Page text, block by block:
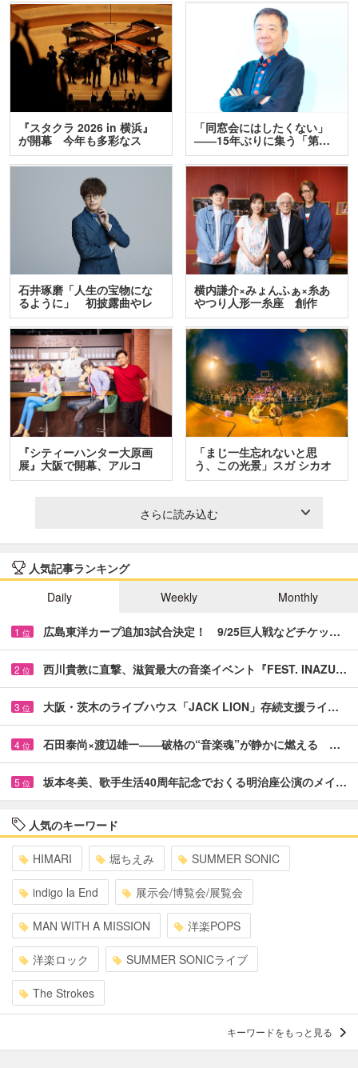
『スタクラ 2026 in 横浜』
が開幕 今年も多彩なス
テ…
「同窓会にはしたくない」
――15年ぶりに集う「第…
石井琢磨「人生の宝物にな
るように」 初披露曲やレ
ア…
横内謙介×みょんふぁ×糸あ
やつり人形一糸座 創作
人…
『シティーハンター大原画
展』大阪で開幕、アルコ
＆…
「まじ一生忘れないと思
う、この光景」スガ シカオ
と…
さらに読み込む
人気記事ランキング
Daily
Weekly Monthly
1 位 広島東洋カープ追加3試合決定！ 9/25巨人戦などチケッ…
2 位 西川貴教に直撃、滋賀最大の音楽イベント『FEST. INAZU…
3 位 大阪・茨木のライブハウス「JACK LION」存続支援ライ…
4 位 石田泰尚×渡辺雄一――破格の“音楽魂”が静かに燃える …
5 位 坂本冬美、歌手生活40周年記念でおくる明治座公演のメイ…
人気のキーワード
HIMARI 堀ちえみ SUMMER SONIC
indigo la End 展示会/博覧会/展覧会
MAN WITH A MISSION 洋楽POPS
洋楽ロック SUMMER SONICライブ
The Strokes
キーワードをもっと見る